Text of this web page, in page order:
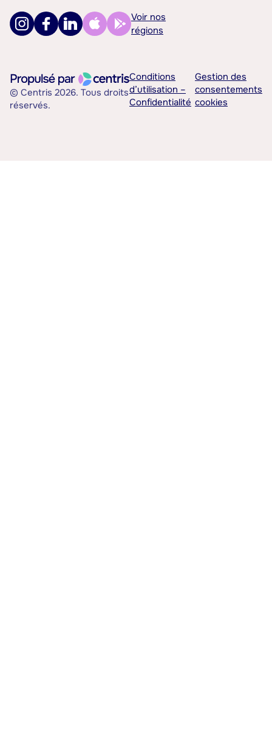
Voir nos
régions
© Centris 2026. Tous droits
réservés.
Conditions
d’utilisation –
Confidentialité
Gestion des
consentements
cookies